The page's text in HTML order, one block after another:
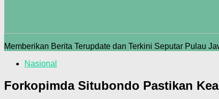
Memberikan Berita Terupdate dan Terkini Seputar Pulau
Nasional
Forkopimda Situbondo Pastikan